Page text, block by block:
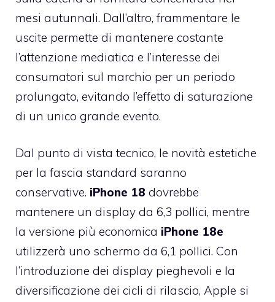
mesi autunnali. Dall’altro, frammentare le
uscite permette di mantenere costante
l’attenzione mediatica e l’interesse dei
consumatori sul marchio per un periodo
prolungato, evitando l’effetto di saturazione
di un unico grande evento.
Dal punto di vista tecnico, le novità estetiche
per la fascia standard saranno
conservative. iPhone 18 dovrebbe
mantenere un display da 6,3 pollici, mentre
la versione più economica iPhone 18e
utilizzerà uno schermo da 6,1 pollici. Con
l’introduzione dei display pieghevoli e la
diversificazione dei cicli di rilascio, Apple si